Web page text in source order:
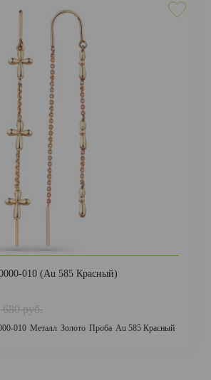
010 (Au 585 Красный)
680 руб.
010 Металл Золото Проба Au 585 Красный